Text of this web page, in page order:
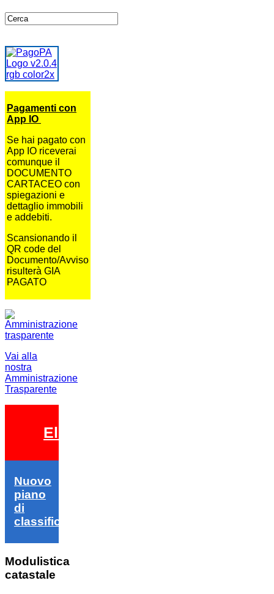
Pagamenti con
App IO
Se hai pagato con
App IO riceverai
comunque il
DOCUMENTO
CARTACEO con
spiegazioni e
dettaglio immobili
e addebiti.
Scansionando il
QR code del
Documento/Avviso
risulterà GIA
PAGATO
Vai alla
nostra
Amministrazione
Trasparente
Elezioni 2026
Nuovo
piano
di
classifica
Modulistica
catastale